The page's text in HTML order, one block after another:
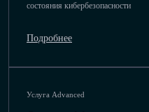
состояния кибербезопасности
Подробнее
Услуга Advanced